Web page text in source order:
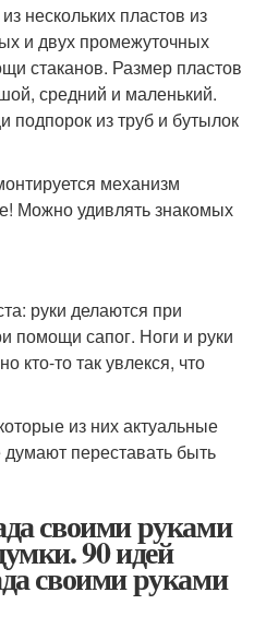
нескольких пластов из
и двух промежуточных
стаканов. Размер пластов
средний и маленький.
из труб и бутылок
механизм
Можно удивлять знакомых
руки делаются при
помощи сапог. Ноги и руки
кто-то так увлекся, что
из них актуальные
переставать быть
своими руками
90 идей
своими руками